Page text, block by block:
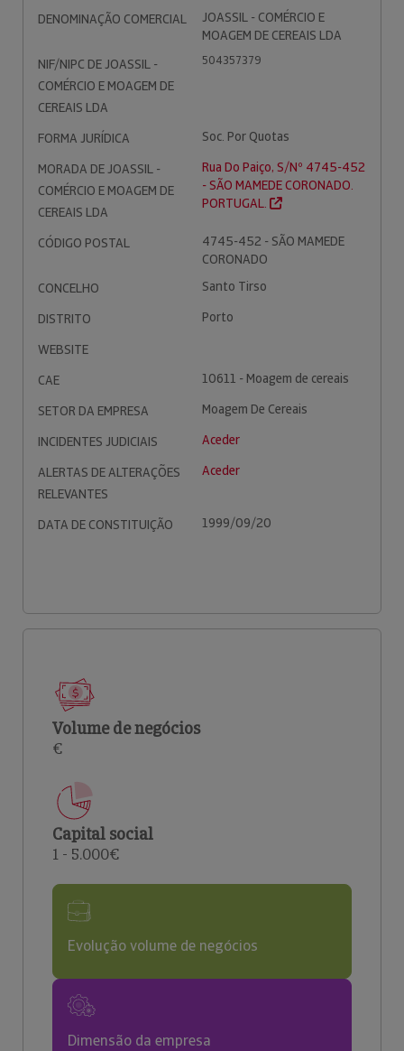
DENOMINAÇÃO COMERCIAL
JOASSIL - COMÉRCIO E
MOAGEM DE CEREAIS LDA
NIF/NIPC DE JOASSIL -
COMÉRCIO E MOAGEM DE
CEREAIS LDA
504357379
FORMA JURÍDICA
Soc. Por Quotas
MORADA DE JOASSIL -
COMÉRCIO E MOAGEM DE
CEREAIS LDA
Rua Do Paiço, S/Nº 4745-452
- SÃO MAMEDE CORONADO.
PORTUGAL.
CÓDIGO POSTAL
4745-452 - SÃO MAMEDE
CORONADO
CONCELHO
Santo Tirso
DISTRITO
Porto
WEBSITE
CAE
10611 - Moagem de cereais
SETOR DA EMPRESA
Moagem De Cereais
INCIDENTES JUDICIAIS
Aceder
ALERTAS DE ALTERAÇÕES
RELEVANTES
Aceder
DATA DE CONSTITUIÇÃO 1999/09/20
Volume de negócios
€
Capital social
1 - 5.000€
Evolução volume de negócios
Dimensão da empresa